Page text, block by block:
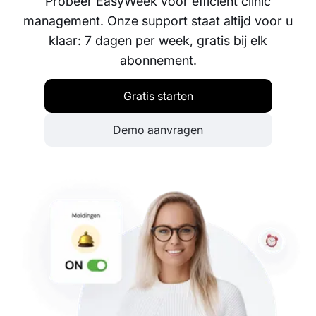
management. Onze support staat altijd voor u
klaar: 7 dagen per week, gratis bij elk
abonnement.
Gratis starten
Demo aanvragen